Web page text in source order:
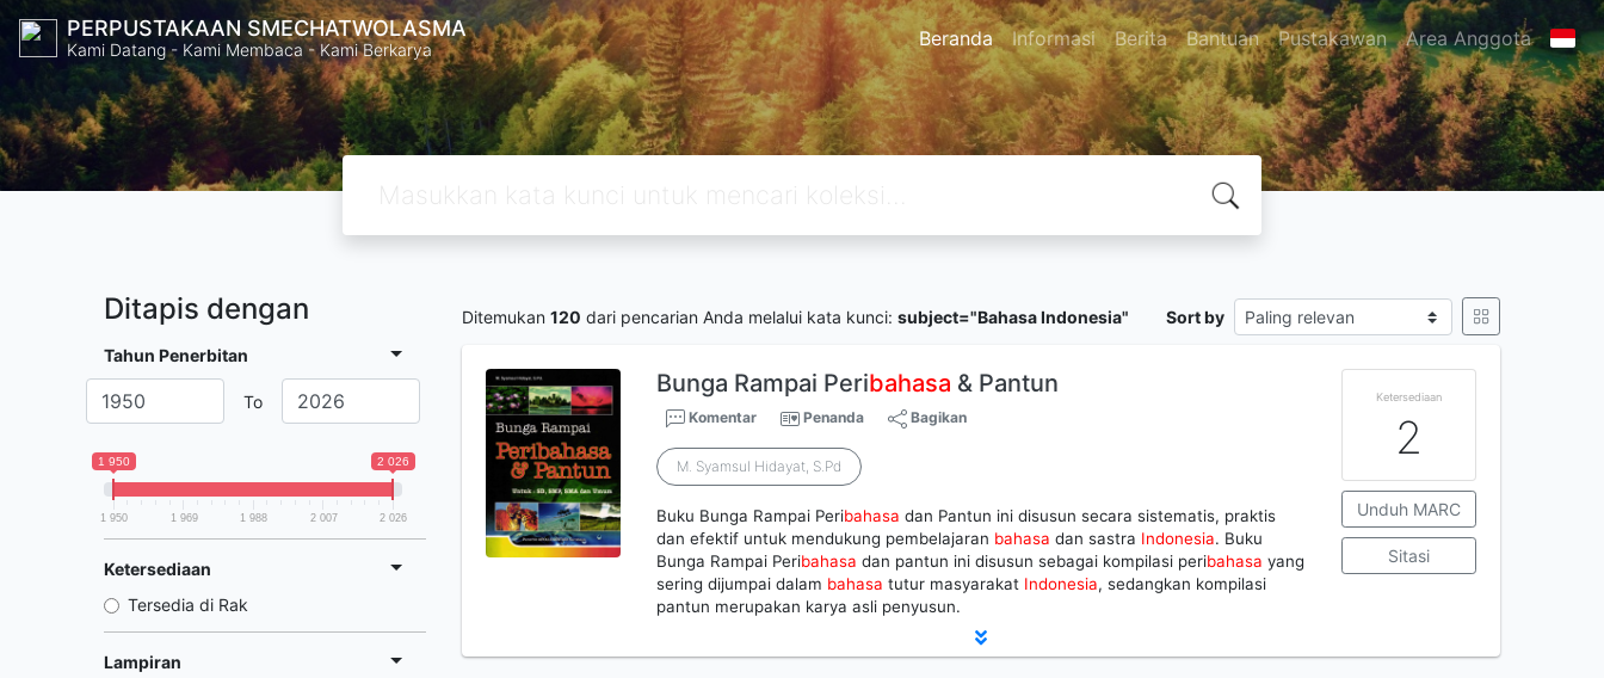
PERPUSTAKAAN SMECHATWOLASMA
Kami Datang - Kami Membaca - Kami Berkarya Beranda Informasi Berita Bantuan Pustakawan Area Anggota
Ditapis dengan
Tahun Penerbitan
To
1 950 2 026
1 950 1 969 1 988 2 007 2 026
Ketersediaan
Tersedia di Rak
Lampiran
Ditemukan 120 dari pencarian Anda melalui kata kunci: subject="Bahasa Indonesia" Sort by
Bunga Rampai Peribahasa & Pantun
Komentar Penanda Bagikan
M. Syamsul Hidayat, S.Pd
Buku Bunga Rampai Peribahasa dan Pantun ini disusun secara sistematis, praktis
dan efektif untuk mendukung pembelajaran bahasa dan sastra Indonesia. Buku
Bunga Rampai Peribahasa dan pantun ini disusun sebagai kompilasi peribahasa yang
sering dijumpai dalam bahasa tutur masyarakat Indonesia, sedangkan kompilasi
pantun merupakan karya asli penyusun.
Ketersediaan
2
Unduh MARC
Sitasi